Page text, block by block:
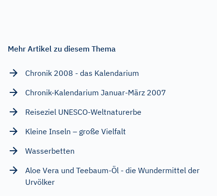
Mehr Artikel zu diesem Thema
Chronik 2008 - das Kalendarium
Chronik-Kalendarium Januar-März 2007
Reiseziel UNESCO-Weltnaturerbe
Kleine Inseln – große Vielfalt
Wasserbetten
Aloe Vera und Teebaum-Öl - die Wundermittel der
Urvölker